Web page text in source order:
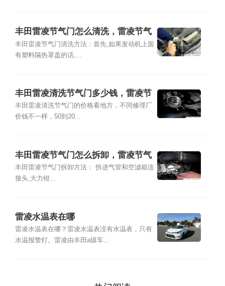
丰田雷凌节气门怎么清洗，雷凌节气
门清洗方法
丰田雷凌节气门清洗方法：首先,如果发动机上面
有塑料隔热罩盖的话,...
丰田雷凌清洗节气门多少钱，雷凌节
气门多久清洗
丰田雷凌清洗节气门的价格看地方，不同修理厂
价钱不一样，50到20...
丰田雷凌节气门怎么拆卸，雷凌节气
门怎么匹配
丰田雷凌节气门拆卸方法： 拆进气管和空滤箱连
接头,大力钳...
雷凌水温表在哪
雷凌水温表在哪？雷凌水温表没有水温表，只有
水温报警灯。雷凌由丰田a级车...